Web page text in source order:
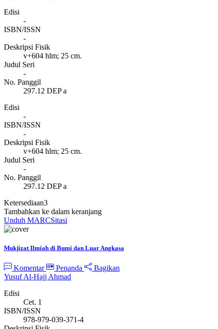
Edisi
-
ISBN/ISSN
-
Deskripsi Fisik
v+604 hlm; 25 cm.
Judul Seri
-
No. Panggil
297.12 DEP a
Edisi
-
ISBN/ISSN
-
Deskripsi Fisik
v+604 hlm; 25 cm.
Judul Seri
-
No. Panggil
297.12 DEP a
Ketersediaan3
Tambahkan ke dalam keranjang
Unduh MARCSitasi
Mukjizat Ilmiah di Bumi dan Luar Angkasa
Komentar Penanda
Bagikan
Yusuf Al-Hajj Ahmad
Edisi
Cet. 1
ISBN/ISSN
978-979-039-371-4